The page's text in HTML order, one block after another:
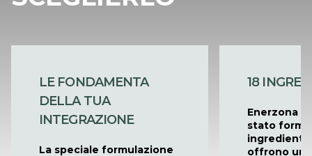
LE FONDAMENTA
DELLA TUA
INTEGRAZIONE
La speciale formulazione
18
Enerzona
stato
ingredienti
offrono